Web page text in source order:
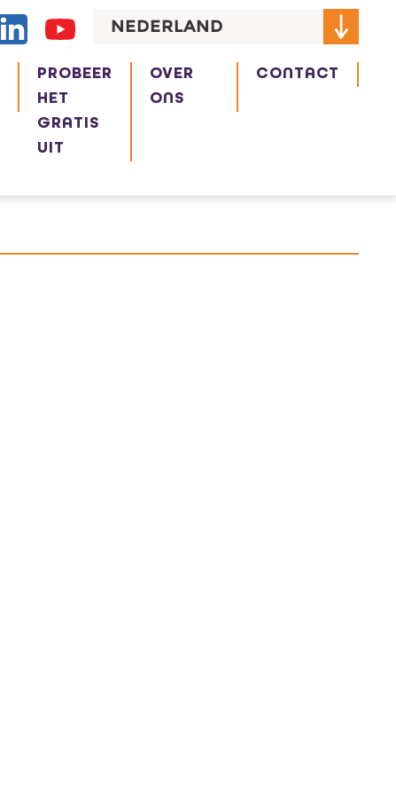
NEDERLAND
PROBEER
HET
GRATIS
UIT
OVER
ONS
CONTACT